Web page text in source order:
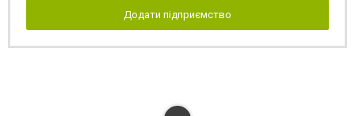
Додати підприємство